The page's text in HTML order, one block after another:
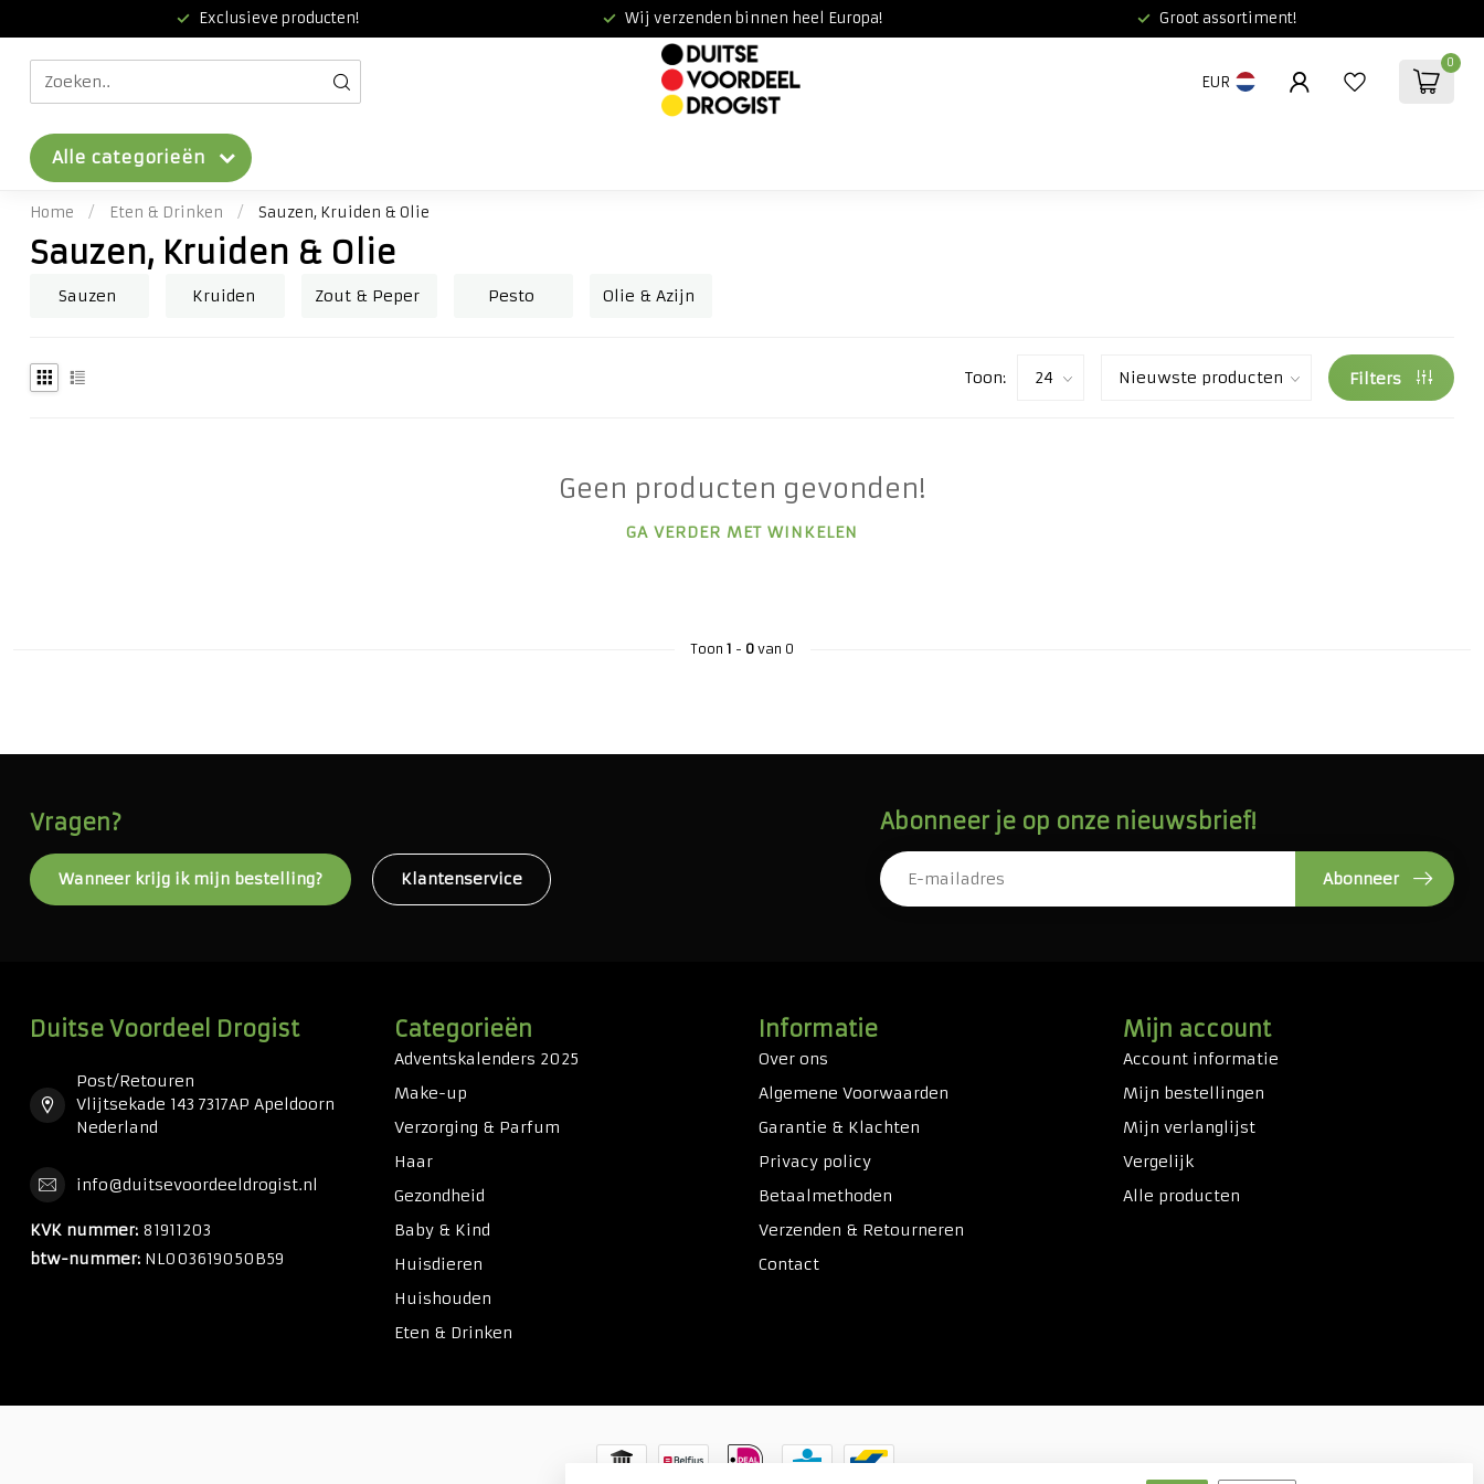
Exclusieve producten! Wij verzenden binnen heel Europa! Groot assortiment!
EUR
0
Alle categorieën
Home / Eten & Drinken / Sauzen, Kruiden & Olie
Sauzen, Kruiden & Olie
Sauzen Kruiden Zout & Peper Pesto Olie & Azijn
Toon: Filters
Geen producten gevonden!
GA VERDER MET WINKELEN
Toon 1 - 0van 0
Vragen?
Wanneer krijg ik mijn bestelling? Klantenservice
Abonneer je op onze nieuwsbrief!
Abonneer
Duitse Voordeel Drogist
Post/Retouren
Vlijtsekade 143 7317AP Apeldoorn
Nederland
info@duitsevoordeeldrogist.nl
KVK nummer: 81911203
btw-nummer: NL003619050B59
Categorieën
Adventskalenders 2025
Make-up
Verzorging & Parfum
Haar
Gezondheid
Baby & Kind
Huisdieren
Huishouden
Eten & Drinken
Informatie
Over ons
Algemene Voorwaarden
Garantie & Klachten
Privacy policy
Betaalmethoden
Verzenden & Retourneren
Contact
Mijn account
Account informatie
Mijn bestellingen
Mijn verlanglijst
Vergelijk
Alle producten